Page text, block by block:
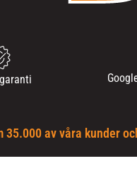
35.000 av våra kunder